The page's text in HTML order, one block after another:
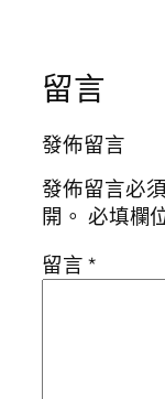
留言
發佈留言
發佈留言必
開。 必填欄
留言*